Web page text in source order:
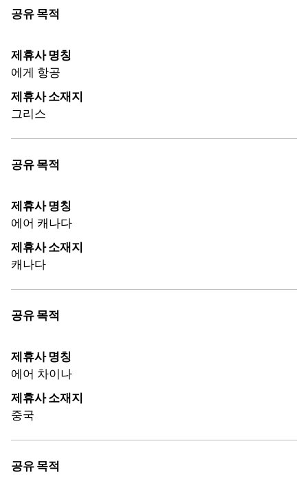
공유 목적
제휴사 명칭
에게 항공
제휴사 소재지
그리스
공유 목적
제휴사 명칭
에어 캐나다
제휴사 소재지
캐나다
공유 목적
제휴사 명칭
에어 차이나
제휴사 소재지
중국
공유 목적